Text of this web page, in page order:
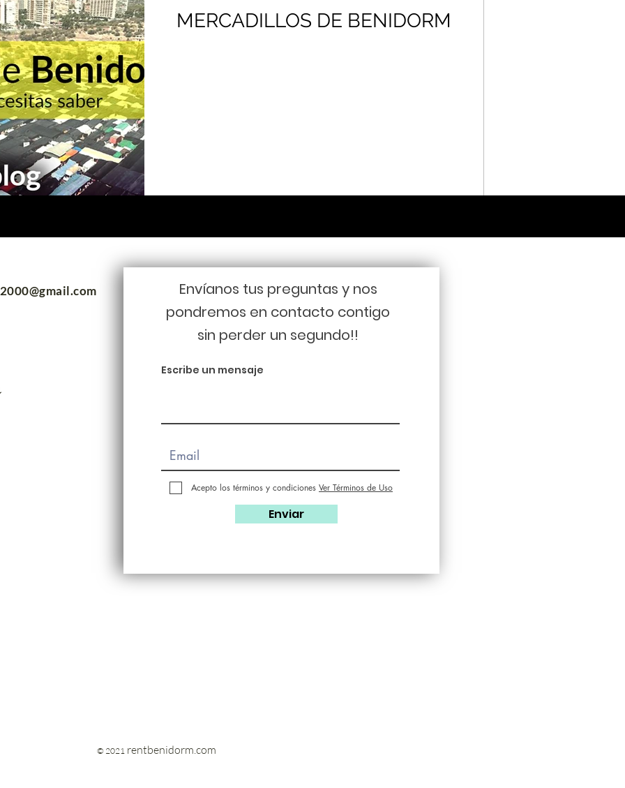
MERCADILLOS DE BENIDORM
Envíanos tus preguntas y nos
pondremos en contacto contigo
sin perder un segundo!!
Escribe un mensaje
Acepto los términos y condiciones Ver Términos de Uso
Enviar
© 2021 rentbenidorm.com